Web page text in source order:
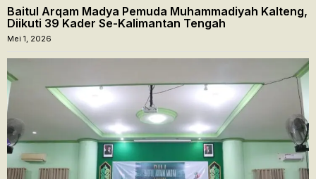
Baitul Arqam Madya Pemuda Muhammadiyah Kalteng,
Diikuti 39 Kader Se-Kalimantan Tengah
Mei 1, 2026